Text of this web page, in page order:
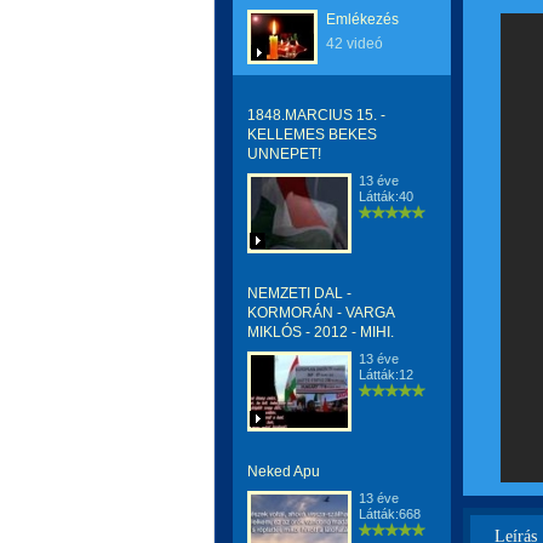
Emlékezés
42 videó
1848.MARCIUS 15. -
KELLEMES BEKES
UNNEPET!
13 éve
Látták:40
NEMZETI DAL -
KORMORÁN - VARGA
MIKLÓS - 2012 - MIHI.
13 éve
Látták:12
Neked Apu
13 éve
Látták:668
Leírás